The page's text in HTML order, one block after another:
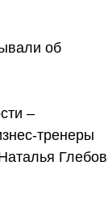
об
–
тренеры